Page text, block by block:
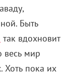
Быть
так вдохновит
весь мир
Хоть пока их